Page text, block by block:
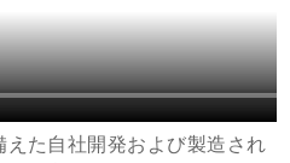
た自社開発および製造され